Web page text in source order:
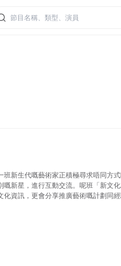
新生代嘅藝術家正積極尋求唔同方
新星，進行互動交流。呢班「新文
資訊，更會分享推廣藝術嘅計劃同